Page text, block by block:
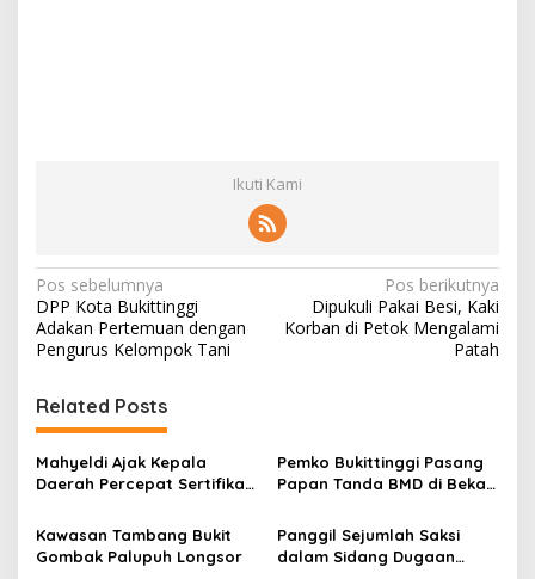
Ikuti Kami
N
a
v
i
g
a
s
i
p
Pos sebelumnya
DPP Kota Bukittinggi
Adakan Pertemuan dengan
Pengurus Kelompok Tani
Pos berikutnya
Dipukuli Pakai Besi, Kaki
Korban di Petok Mengalami
Patah
Related Posts
Mahyeldi Ajak Kepala
Daerah Percepat Sertifikasi
Pusat Ekosistem Halal
Nasional
Pemko Bukittinggi Pasang
Papan Tanda BMD di Bekas
Kawasan Tambang Bukit
Gombak Palupuh Longsor
Panggil Sejumlah Saksi
dalam Sidang Dugaan